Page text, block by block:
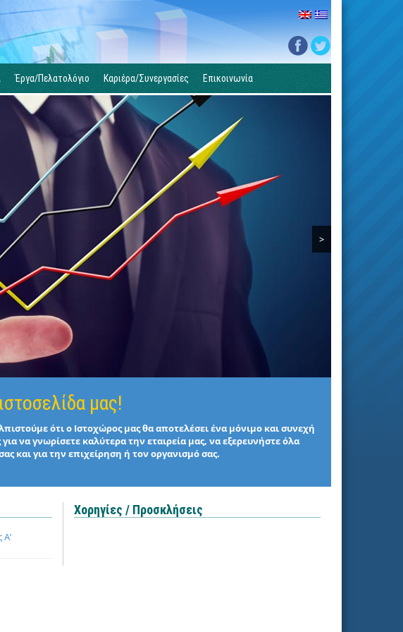
Έργα/Πελατολόγιο Καριέρα/Συνεργασίες Επικοινωνία
>
μας!
ότι ο Ιστοχώρος μας θα αποτελέσει ένα μόνιμο και συνεχή
να γνωρίσετε καλύτερα την εταιρεία μας, να εξερευνήστε όλα
και για την επιχείρηση ή τον οργανισμό σας.
Χορηγίες / Προσκλήσεις